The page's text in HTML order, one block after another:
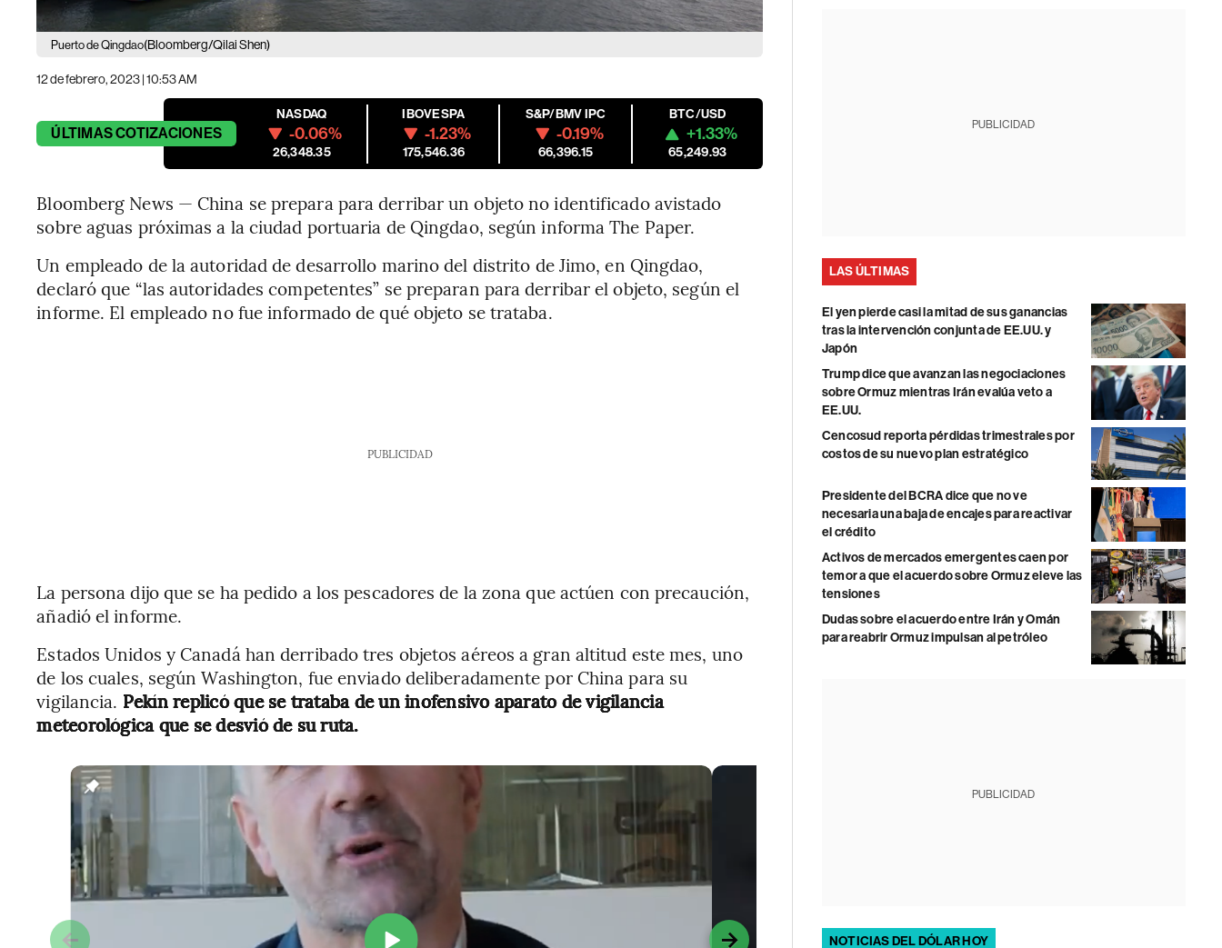
Puerto de Qingdao(Bloomberg/Qilai Shen)
12 de febrero, 2023 | 10:53 AM
ÚLTIMASCOTIZACIONES
NASDAQ
-0.06%
26,348.35
IBOVESPA
-1.23%
175,546.36
S&P/BMV IPC
-0.19%
66,396.15
BTC/USD
+1.33%
65,249.93
Bloomberg News — China se prepara para derribar un objeto no identificado avistado
sobre aguas próximas a la ciudad portuaria de Qingdao, según informa The Paper.
Un empleado de la autoridad de desarrollo marino del distrito de Jimo, en Qingdao,
declaró que “las autoridades competentes” se preparan para derribar el objeto, según el
informe. El empleado no fue informado de qué objeto se trataba.
PUBLICIDAD
La persona dijo que se ha pedido a los pescadores de la zona que actúen con precaución,
añadió el informe.
Estados Unidos y Canadá han derribado tres objetos aéreos a gran altitud este mes, uno
de los cuales, según Washington, fue enviado deliberadamente por China para su
vigilancia. Pekín replicó que se trataba de un inofensivo aparato de vigilancia
meteorológica que se desvió de su ruta.
PUBLICIDAD
LAS ÚLTIMAS
El yen pierde casi la mitad de sus ganancias
tras la intervención conjunta de EE.UU. y
Japón
Trump dice que avanzan las negociaciones
sobre Ormuz mientras Irán evalúa veto a
EE.UU.
Cencosud reporta pérdidas trimestrales por
costos de su nuevo plan estratégico
Presidente del BCRA dice que no ve
necesaria una baja de encajes para reactivar
el crédito
Activos de mercados emergentes caen por
temor a que el acuerdo sobre Ormuz eleve las
tensiones
Dudas sobre el acuerdo entre Irán y Omán
para reabrir Ormuz impulsan al petróleo
PUBLICIDAD
NOTICIAS DEL DÓLAR HOY